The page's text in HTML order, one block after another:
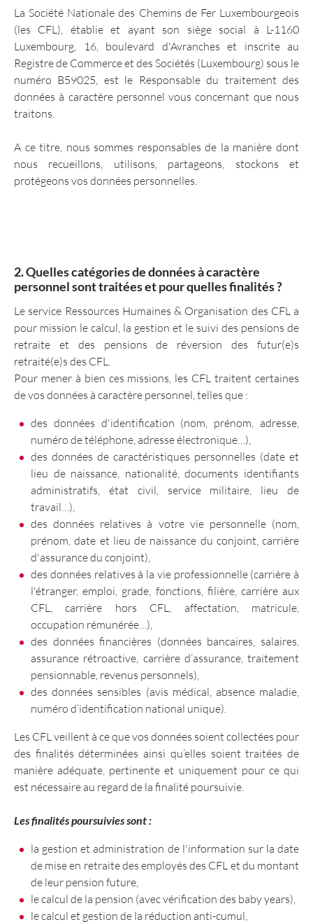
La Société Nationale des Chemins de Fer Luxembourgeois
(les CFL), établie et ayant son siège social à L-1160
Luxembourg, 16, boulevard d'Avranches et inscrite au
Registre de Commerce et des Sociétés (Luxembourg) sous le
numéro B59025, est le Responsable du traitement des
données à caractère personnel vous concernant que nous
traitons.
A ce titre, nous sommes responsables de la manière dont
nous recueillons, utilisons, partageons, stockons et
protégeons vos données personnelles.
2. Quelles catégories de données à caractère
personnel sont traitées et pour quelles finalités ?
Le service Ressources Humaines & Organisation des CFL a
pour mission le calcul, la gestion et le suivi des pensions de
retraite et des pensions de réversion des futur(e)s
retraité(e)s des CFL.
Pour mener à bien ces missions, les CFL traitent certaines
de vos données à caractère personnel, telles que :
des données d'identification (nom, prénom, adresse,
numéro de téléphone, adresse électronique…),
des données de caractéristiques personnelles (date et
lieu de naissance, nationalité, documents identifiants
administratifs, état civil, service militaire, lieu de
travail…),
des données relatives à votre vie personnelle (nom,
prénom, date et lieu de naissance du conjoint, carrière
d'assurance du conjoint),
des données relatives à la vie professionnelle (carrière à
l'étranger, emploi, grade, fonctions, filière, carrière aux
CFL, carrière hors CFL, affectation, matricule,
occupation rémunérée…),
des données financières (données bancaires, salaires,
assurance rétroactive, carrière d’assurance, traitement
pensionnable, revenus personnels),
des données sensibles (avis médical, absence maladie,
numéro d’identification national unique).
Les CFL veillent à ce que vos données soient collectées pour
des finalités déterminées ainsi qu’elles soient traitées de
manière adéquate, pertinente et uniquement pour ce qui
est nécessaire au regard de la finalité poursuivie.
Les finalités poursuivies sont :
la gestion et administration de l'information sur la date
de mise en retraite des employés des CFL et du montant
de leur pension future,
le calcul de la pension (avec vérification des baby years),
le calcul et gestion de la réduction anti-cumul,